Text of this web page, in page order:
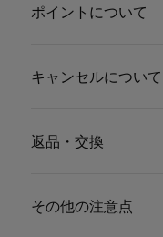
ポイントについて
キャンセルについて
返品・交換
その他の注意点